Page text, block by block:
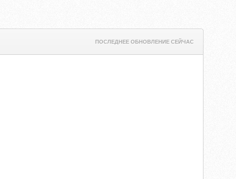
ПОСЛЕДНЕЕ ОБНОВЛЕНИЕ СЕЙЧАС